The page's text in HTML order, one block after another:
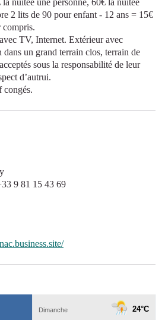
2 lits de 90 pour enfant - 12 ans = 15€
compris.
TV, Internet. Extérieur avec
dans un grand terrain clos, terrain de
sous la responsabilité de leur
d’autrui.
congés.
9 81 15 43 69